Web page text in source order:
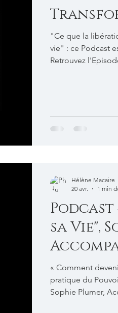
"Ce que la
vie" : ce Podcast
Retrouvez
Podcast
sa Vie",
« Comment
pratique du
Sophie Plumer,
Hélène Macaire
20 avr.
1 min